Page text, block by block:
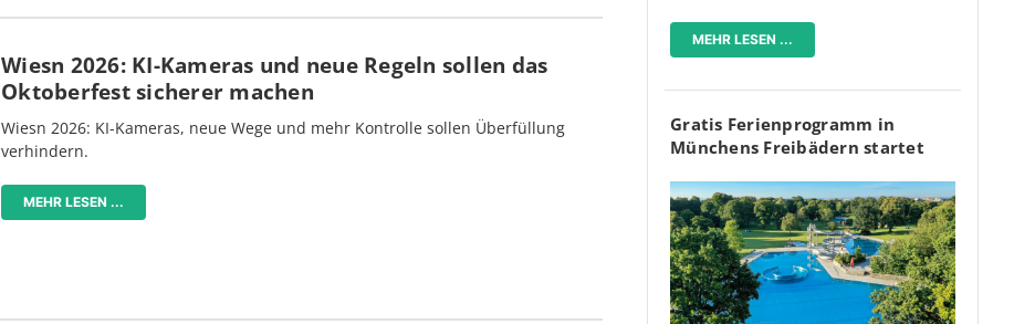
Wiesn 2026: KI-Kameras und neue Regeln sollen das
Oktoberfest sicherer machen
Wiesn 2026: KI-Kameras, neue Wege und mehr Kontrolle sollen Überfüllung
verhindern.
MEHR LESEN ...
MEHR LESEN ...
Gratis Ferienprogramm in
Münchens Freibädern startet